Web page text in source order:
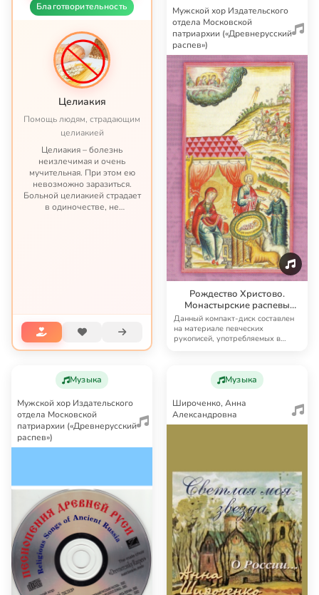
Благотворительность
Целиакия
Помощь людям, страдающим
целиакией
Целиакия – болезнь
неизлечимая и очень
мучительная. При этом ею
невозможно заразиться.
Больной целиакией страдает
в одиночестве, не
Мужской хор Издательского
отдела Московской
патриархии («Древнерусский
распев»)
Рождество Христово.
Монастырские распевы
XVI–XVII вв.
Данный компакт-диск составлен
на материале певческих
рукописей, употребляемых в
Музыка
Мужской хор Издательского
отдела Московской
патриархии («Древнерусский
распев»)
Музыка
Широченко, Анна
Александровна